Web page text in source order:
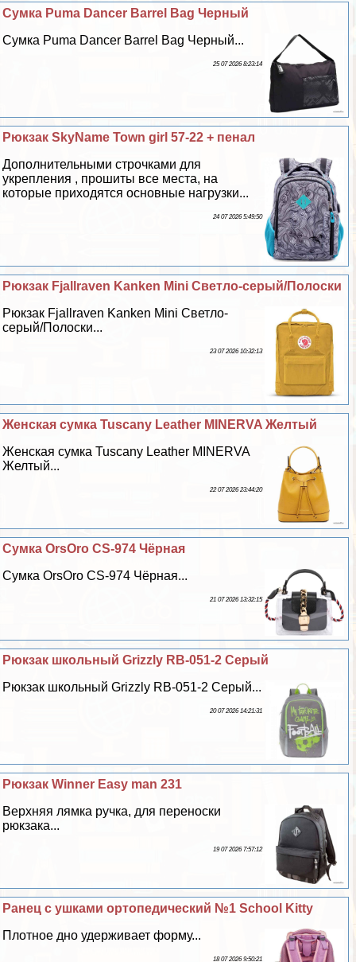
Сумка Puma Dancer Barrel Bag Черный
Сумка Puma Dancer Barrel Bag Черный...
25 07 2026 8:23:14
Рюкзак SkyName Town girl 57-22 + пенал
Дополнительными строчками для
укрепления , прошиты все места, на
которые приходятся основные нагрузки...
24 07 2026 5:49:50
Рюкзак Fjallraven Kanken Mini Светло-серый/Полоски
Рюкзак Fjallraven Kanken Mini Светло-
серый/Полоски...
23 07 2026 10:32:13
Женская сумка Tuscany Leather MINERVA Желтый
Женская сумка Tuscany Leather MINERVA
Желтый...
22 07 2026 23:44:20
Сумка OrsOro CS-974 Чёрная
Сумка OrsOro CS-974 Чёрная...
21 07 2026 13:32:15
Рюкзак школьный Grizzly RB-051-2 Серый
Рюкзак школьный Grizzly RB-051-2 Серый...
20 07 2026 14:21:31
Рюкзак Winner Easy man 231
Верхняя лямка ручка, для переноски
рюкзака...
19 07 2026 7:57:12
Ранец с ушками ортопедический №1 School Kitty
Плотное дно удерживает форму...
18 07 2026 9:50:21